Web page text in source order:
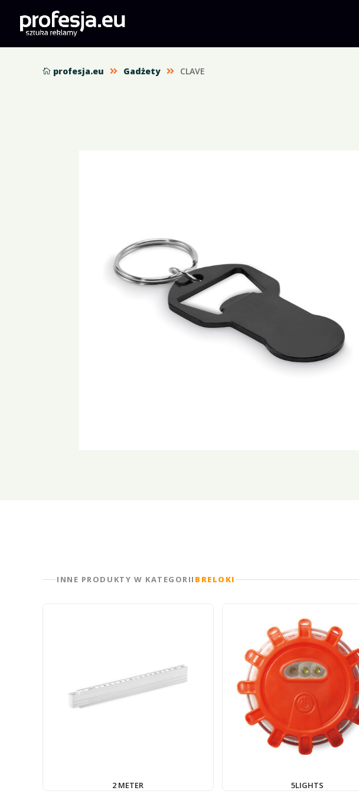
 profesja.eu  Gadżety  CLAVE
INNE PRODUKTY W KATEGORII BRELOKI
2 METER 5LIGHTS